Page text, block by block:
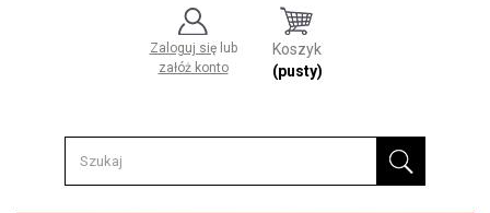
Zaloguj się lub
załóż konto
Koszyk
(pusty)